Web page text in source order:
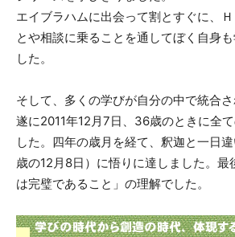
エイブラハムに出会って割とすぐに、
とや相談に乗ることを通してぼく自身
した。
そして、多くの学びが自分の中で統合さ
遂に2011年12月7日、36歳のときに全
した。四年の歳月を経て、釈迦と一日
歳の12月8日）に悟りに達しました。最
は完璧であること」の理解でした。